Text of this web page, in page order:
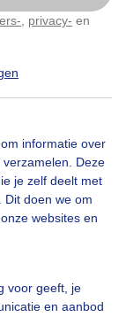
privacy- en
informatie over
Deze
je zelf deelt met
Dit doen we om
websites en
voor geeft, je
en aanbod